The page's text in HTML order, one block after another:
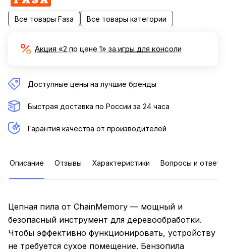
Все товары Fasa Все товары категории
Акция «2 по цене 1» за игры для консоли
Доступные цены на лучшие бренды
Быстрая доставка по России за 24 часа
Гарантия качества от производителей
Описание Отзывы Характеристики Вопросы и ответы
Цепная пила от ChainMemory — мощный и
безопасный инструмент для деревообработки.
Чтобы эффективно функционировать, устройству
не требуется сухое помещение. Бензопила